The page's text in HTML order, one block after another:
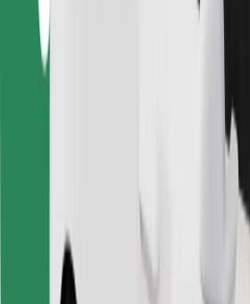
Encontra o teu prato favorito!
Instalar app da Bolt Food